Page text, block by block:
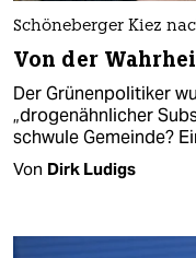
Schöneberger Kiez
Von der
Der Grünenpolitiker
„drogenähnlicher
schwule Gemeinde?
Von Dirk Ludigs